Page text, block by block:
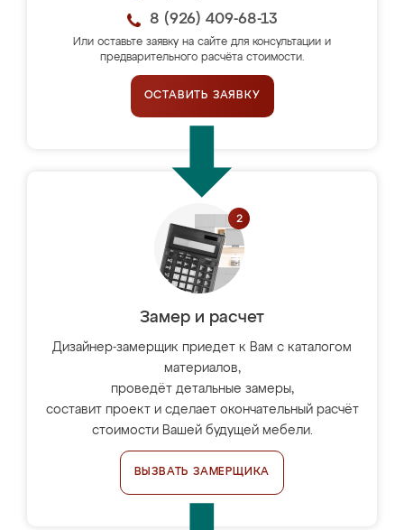
8 (926) 409-68-13
Или оставьте заявку на сайте для консультации и
предварительного расчёта стоимости.
ОСТАВИТЬ ЗАЯВКУ
Замер и расчет
Дизайнер-замерщик приедет к Вам с каталогом
материалов,
проведёт детальные замеры,
составит проект и сделает окончательный расчёт
стоимости Вашей будущей мебели.
ВЫЗВАТЬ ЗАМЕРЩИКА